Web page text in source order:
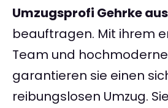
Umzugsprofi Gehrke
beauftragen. Mit ihrem
Team und
garantieren sie einen
reibungslosen Umzug.